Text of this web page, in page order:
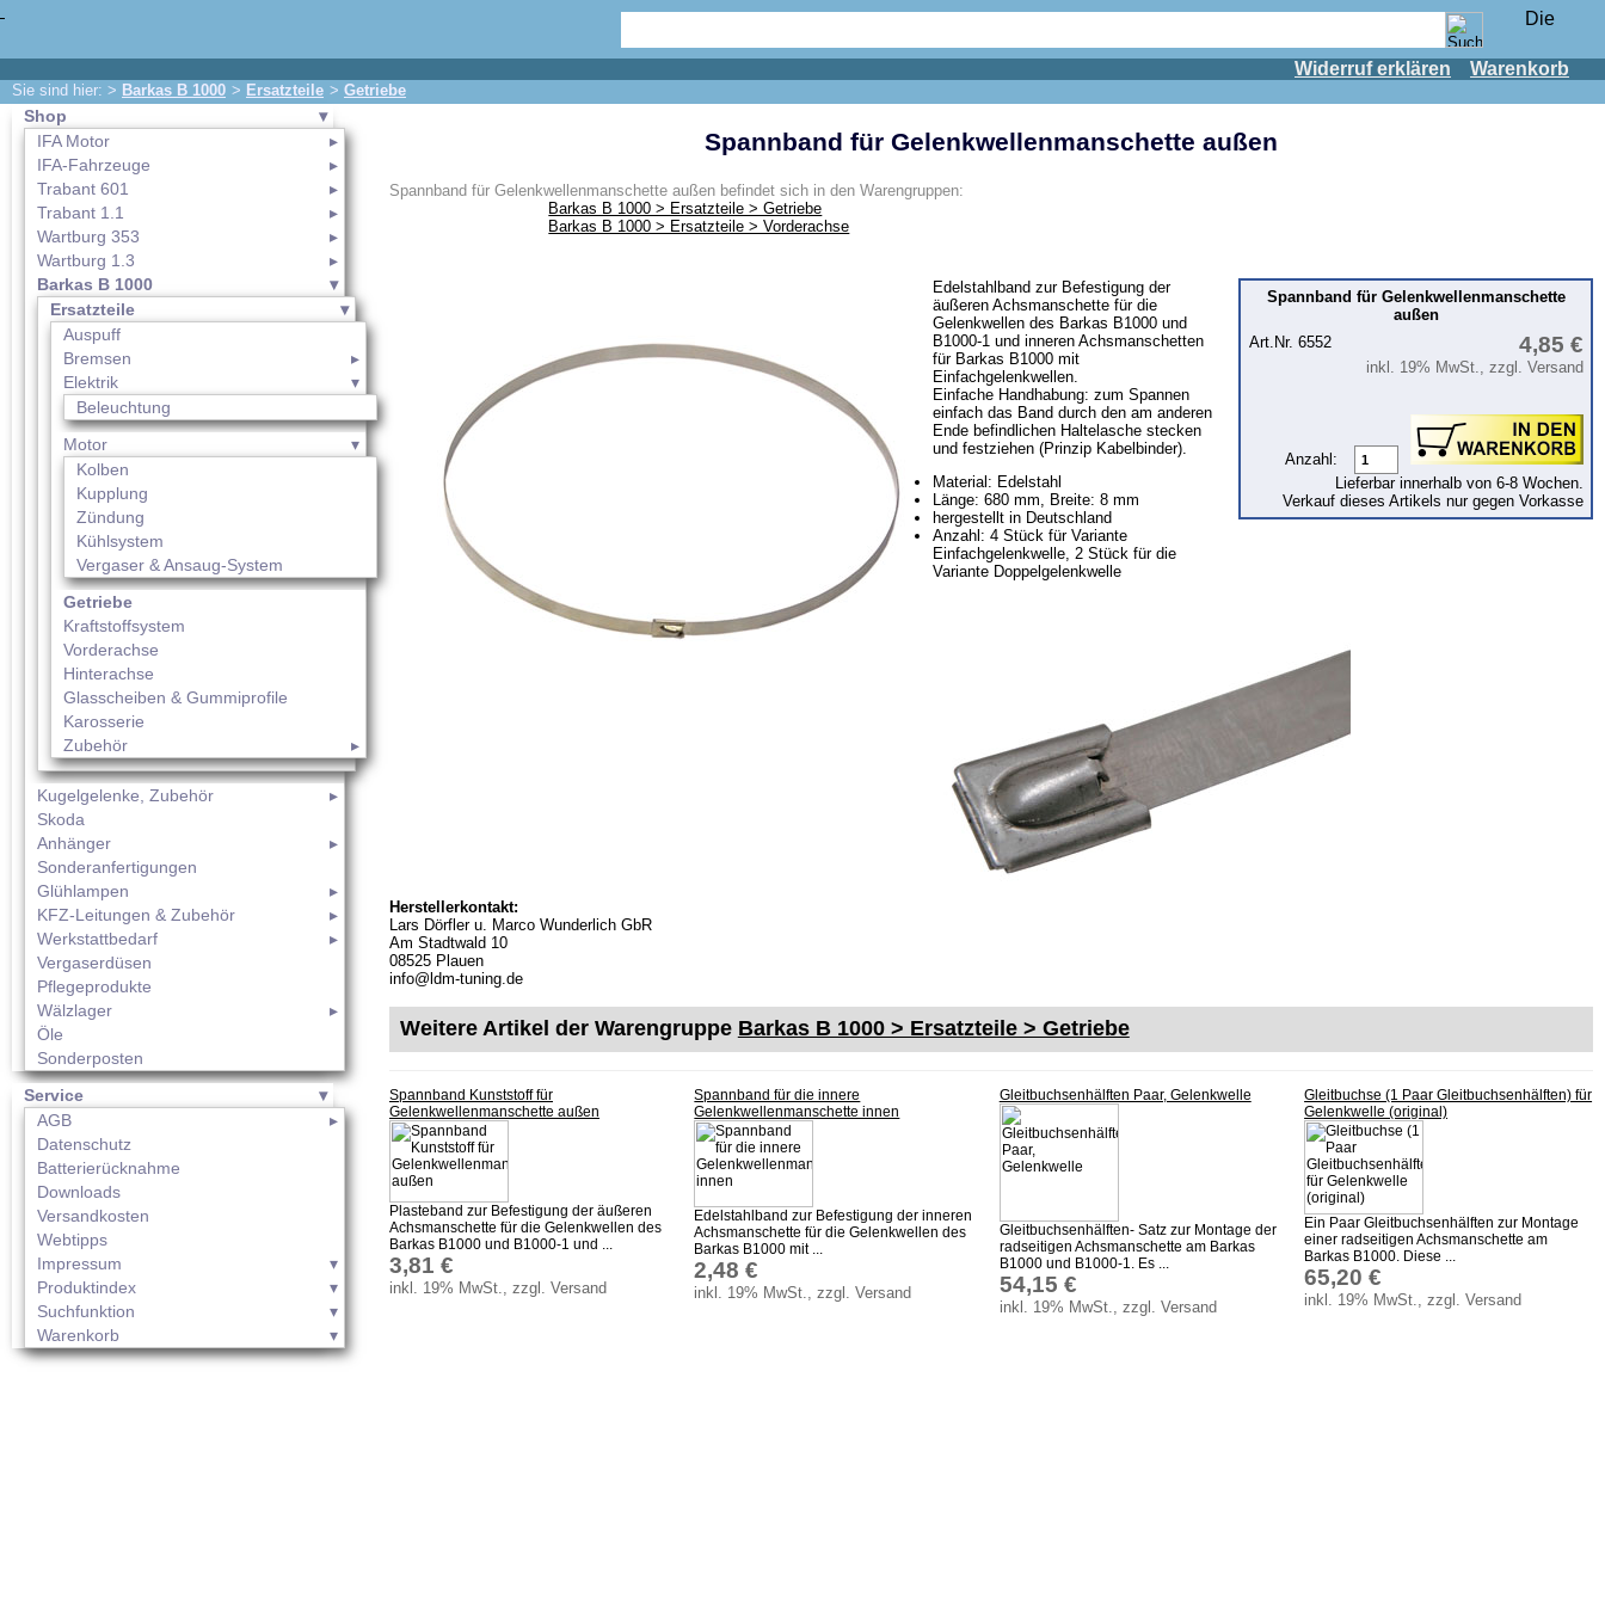
Widerruf erklären Warenkorb
Sie sind hier: > Barkas B 1000 > Ersatzteile > Getriebe
Shop
IFA Motor
IFA-Fahrzeuge
Trabant 601
Trabant 1.1
Wartburg 353
Wartburg 1.3
Barkas B 1000
Ersatzteile
Auspuff
Bremsen
Elektrik
Beleuchtung
Motor
Kolben
Kupplung
Zündung
Kühlsystem
Vergaser & Ansaug-System
Getriebe
Kraftstoffsystem
Vorderachse
Hinterachse
Glasscheiben & Gummiprofile
Karosserie
Zubehör
Kugelgelenke, Zubehör
Skoda
Anhänger
Sonderanfertigungen
Glühlampen
KFZ-Leitungen & Zubehör
Werkstattbedarf
Vergaserdüsen
Pflegeprodukte
Wälzlager
Öle
Sonderposten
Service
AGB
Datenschutz
Batterierücknahme
Downloads
Versandkosten
Webtipps
Impressum
Produktindex
Suchfunktion
Warenkorb
Spannband für Gelenkwellenmanschette außen
Spannband für Gelenkwellenmanschette außen befindet sich in den Warengruppen:
Barkas B 1000 > Ersatzteile > Getriebe
Barkas B 1000 > Ersatzteile > Vorderachse
Spannband für Gelenkwellenmanschette
außen
Art.Nr. 6552
4,85 €
inkl. 19% MwSt., zzgl. Versand
Anzahl:
Lieferbar innerhalb von 6-8 Wochen.
Verkauf dieses Artikels nur gegen Vorkasse
Edelstahlband zur Befestigung der
äußeren Achsmanschette für die
Gelenkwellen des Barkas B1000 und
B1000-1 und inneren Achsmanschetten
für Barkas B1000 mit
Einfachgelenkwellen.
Einfache Handhabung: zum Spannen
einfach das Band durch den am anderen
Ende befindlichen Haltelasche stecken
und festziehen (Prinzip Kabelbinder).
Material: Edelstahl
Länge: 680 mm, Breite: 8 mm
hergestellt in Deutschland
Anzahl: 4 Stück für Variante
Einfachgelenkwelle, 2 Stück für die
Variante Doppelgelenkwelle
Herstellerkontakt:
Lars Dörfler u. Marco Wunderlich GbR
Am Stadtwald 10
08525 Plauen
info@ldm-tuning.de
Weitere Artikel der Warengruppe Barkas B 1000 > Ersatzteile > Getriebe
Spannband Kunststoff für
Gelenkwellenmanschette außen
Plasteband zur Befestigung der äußeren
Achsmanschette für die Gelenkwellen des
Barkas B1000 und B1000-1 und ...
3,81 €
inkl. 19% MwSt., zzgl. Versand
Spannband für die innere
Gelenkwellenmanschette innen
Edelstahlband zur Befestigung der inneren
Achsmanschette für die Gelenkwellen des
Barkas B1000 mit ...
2,48 €
inkl. 19% MwSt., zzgl. Versand
Gleitbuchsenhälften Paar, Gelenkwelle
Gleitbuchsenhälften- Satz zur Montage der
radseitigen Achsmanschette am Barkas
B1000 und B1000-1. Es ...
54,15 €
inkl. 19% MwSt., zzgl. Versand
Gleitbuchse (1 Paar Gleitbuchsenhälften) für
Gelenkwelle (original)
Ein Paar Gleitbuchsenhälften zur Montage
einer radseitigen Achsmanschette am
Barkas B1000. Diese ...
65,20 €
inkl. 19% MwSt., zzgl. Versand